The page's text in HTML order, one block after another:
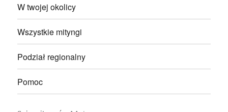
W twojej okolicy
Wszystkie mityngi
Podział regionalny
Pomoc